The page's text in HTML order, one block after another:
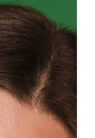
podaje najczęstsze
o sposobach na